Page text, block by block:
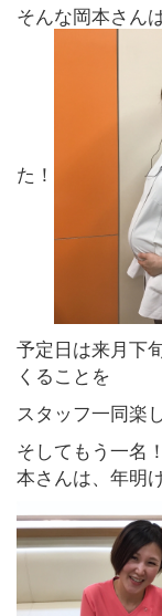
そんな岡本さん
た！
予定日は来月下
くることを
スタッフ一同楽
そしてもう一名
本さんは、年明